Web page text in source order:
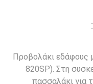
Προβολάκι εδάφους
820SP). Στη
πασσαλάκι για